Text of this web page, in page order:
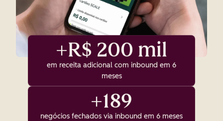
+R$ 200 mil
em receita adicional com inbound em 6
meses
+189
negócios fechados via inbound em 6 meses